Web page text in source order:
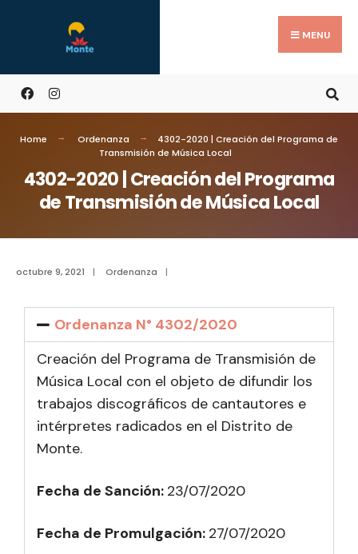
MENU
Home Ordenanza
4302-2020 | Creación del Programa de
Transmisión de Música Local
4302-2020 | Creación del Programa
de Transmisión de Música Local
octubre 9, 2021 | Ordenanza |
Ordenanza N° 4302/2020
Creación del Programa de Transmisión de
Música Local con el objeto de difundir los
trabajos discográficos de cantautores e
intérpretes radicados en el Distrito de
Monte.
Fecha de Sanción: 23/07/2020
Fecha de Promulgación: 27/07/2020